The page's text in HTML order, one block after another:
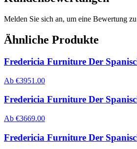
Melden Sie sich an, um eine Bewertung
Ähnliche Produkte
Fredericia Furniture Der
Ab €3951.00
Fredericia Furniture Der
Ab €3669.00
Fredericia Furniture Der